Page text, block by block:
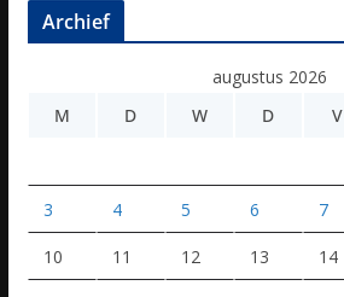
Archief
augustus 2026
M
D W D V
3 4 5 6 7
10 11 12 13 14